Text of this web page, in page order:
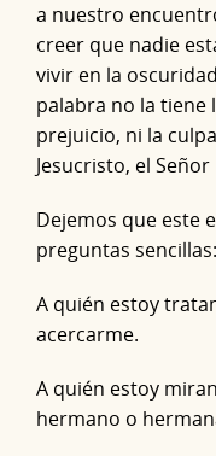
a nuestro
creer que nadie
vivir en la
palabra no la tiene
prejuicio, ni la
Jesucristo, el Señor
Dejemos que este
preguntas sencillas:
A quién estoy
acercarme.
A quién estoy
hermano o